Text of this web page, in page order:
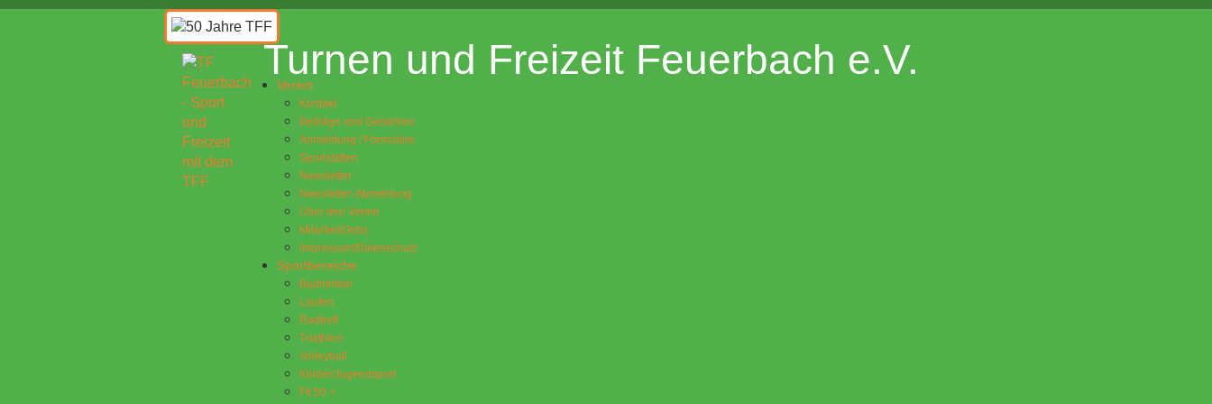
Turnen und Freizeit Feuerbach e.V.
Verein
Kontakt
Beiträge und Gebühren
Anmeldung / Formulare
Sportstätten
Newsletter
Newsletter-Abmeldung
Über den Verein
Mitarbeit/Jobs
Impressum/Datenschutz
Sportbereiche
Badminton
Laufen
Radtreff
Triathlon
Volleyball
Kinder/Jugendsport
Fit 50 +